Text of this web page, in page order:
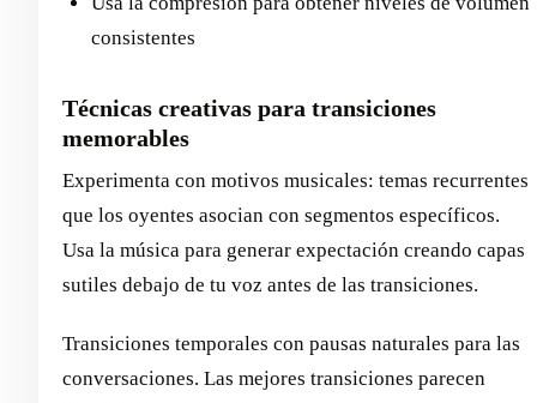
consistentes
Técnicas creativas para transiciones
memorables
Experimenta con motivos musicales: temas recurrentes
que los oyentes asocian con segmentos específicos.
Usa la música para generar expectación creando capas
sutiles debajo de tu voz antes de las transiciones.
Transiciones temporales con pausas naturales para las
conversaciones. Las mejores transiciones parecen